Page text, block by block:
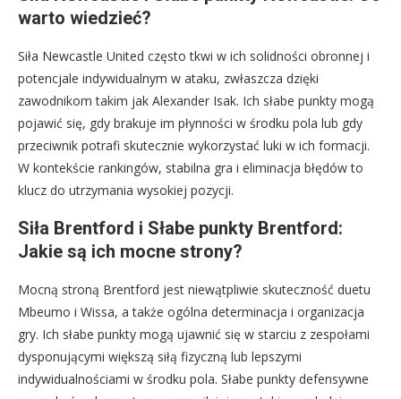
warto wiedzieć?
Siła Newcastle United często tkwi w ich solidności obronnej i
potencjale indywidualnym w ataku, zwłaszcza dzięki
zawodnikom takim jak Alexander Isak. Ich słabe punkty mogą
pojawić się, gdy brakuje im płynności w środku pola lub gdy
przeciwnik potrafi skutecznie wykorzystać luki w ich formacji.
W kontekście rankingów, stabilna gra i eliminacja błędów to
klucz do utrzymania wysokiej pozycji.
Siła Brentford i Słabe punkty Brentford:
Jakie są ich mocne strony?
Mocną stroną Brentford jest niewątpliwie skuteczność duetu
Mbeumo i Wissa, a także ogólna determinacja i organizacja
gry. Ich słabe punkty mogą ujawnić się w starciu z zespołami
dysponującymi większą siłą fizyczną lub lepszymi
indywidualnościami w środku pola. Słabe punkty defensywne